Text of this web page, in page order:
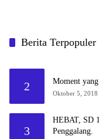
Berita Terpopuler
2 Moment
Oktober 5, 2018
3
HEBAT, SD
Penggalang.